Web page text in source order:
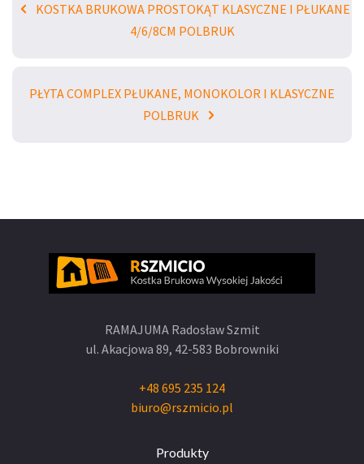
KOSTKA BRUKOWA PROSTOKĄT KLASYCZNE I PŁUKANE
4/6/8CM POLBRUK
PŁYTA COMPLEX PŁUKANE, MONOKOLOR I KLASYCZNE
POLBRUK
RAMAJUMA Radosław Szmit
ul. Akacjowa 89, 42-583 Bobrowniki
+48 695 235 124
biuro@rszmicio.pl
Produkty